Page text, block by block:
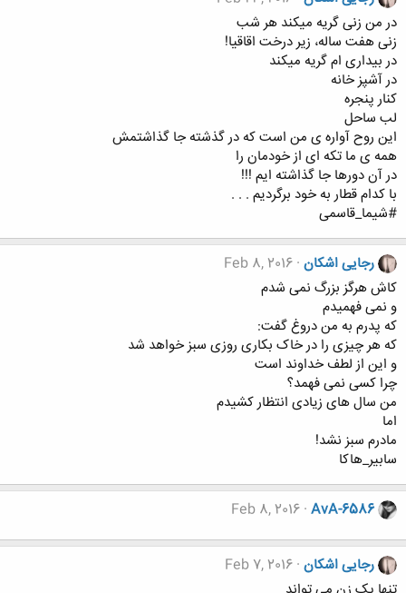
در من زنی گریه میکند هر شب
زنی هفت ساله، زیر درخت اقاقیا!
در بیداری ام گریه میکند
در آشپز خانه
کنار پنجره
لب ساحل
این روح آواره ی من است که در گذشته جا گذاشتمش
همه ی ما تکه ای از خودمان را
در آن دورها جا گذاشته ایم !!!
با کدام قطار به خود برگردیم . . .
#شیما_قاسمی
رجایی اشکان Feb 8, 2016
کاش هرگز بزرگ نمی شدم
و نمی فهمیدم
که پدرم به من دروغ گفت:
که هر چیزی را در خاک بکاری روزی سبز خواهد شد
و این از لطف خداوند است
چرا کسی نمی فهمد؟
من سال های زیادی انتظار کشیدم
اما
مادرم سبز نشد!
سابیر_هاکا
AvA-6586
Feb 8, 2016
رجایی اشکان Feb 7, 2016